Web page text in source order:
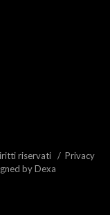
riservati / Privacy
by Dexa